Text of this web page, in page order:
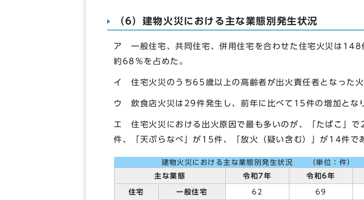
（6）建物火災における主な業態別発生状況
ア 一般住宅、共同住宅、併用住宅を合わせた住宅火災は
約68％を占めた。
イ 住宅火災のうち65歳以上の高齢者が出火責任者となった
ウ 飲食店火災は29件発生し、前年に比べて15件の増加とな
エ 住宅火災における出火原因で最も多いのが、「たばこ」
件、「天ぷらなべ」が15件、「放火（疑い含む）」が14件で
建物火災における主な業態別発生状況 （単位：件）
主な業態
令和7年 令和6年
住宅 一般住宅 62 69